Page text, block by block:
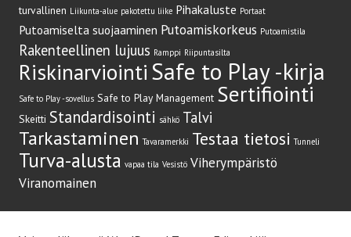
turvallinen Liikunta-alue pakotettu liike Pihakaluste Portaat
Putoamiselta suojaaminen Putoamiskorkeus Putoamistila
Rakenteellinen lujuus Ramppi Riipuntasilta
Riskinarviointi Safe to Play -kirja
Safe to Play -sovellus Safe to Play Management Sertifiointi
Skeitti Standardisointi sähkö Talvi
Tarkastaminen Tavaramerkki Testaa tietosi Tunneli
Turva-alusta vapaa tila Vesistö Viherympäristö
Viranomainen